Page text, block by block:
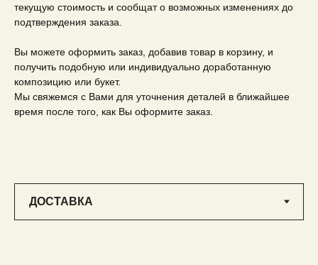
текущую стоимость и сообщат о возможных изменениях до
подтверждения заказа.
Вы можете оформить заказ, добавив товар в корзину, и
получить подобную или индивидуально доработанную
композицию или букет.
Мы свяжемся с Вами для уточнения деталей в ближайшее
время после того, как Вы оформите заказ.